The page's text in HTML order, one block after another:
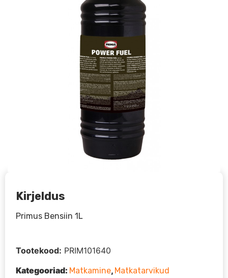
Kirjeldus
Primus Bensiin 1L
Tootekood: PRIM101640
Kategooriad: Matkamine, Matkatarvikud